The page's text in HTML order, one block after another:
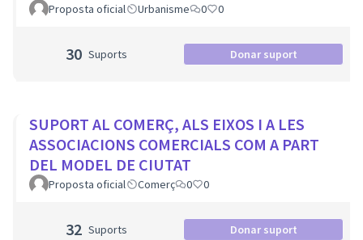
Proposta oficial Urbanisme 0 0
30 Suports Donar suport
SUPORT AL COMERÇ, ALS EIXOS I A LES
ASSOCIACIONS COMERCIALS COM A PART
DEL MODEL DE CIUTAT
Proposta oficial Comerç 0 0
32 Suports Donar suport